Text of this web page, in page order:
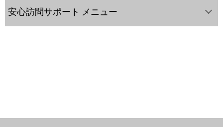
安心訪問サポート メニュー